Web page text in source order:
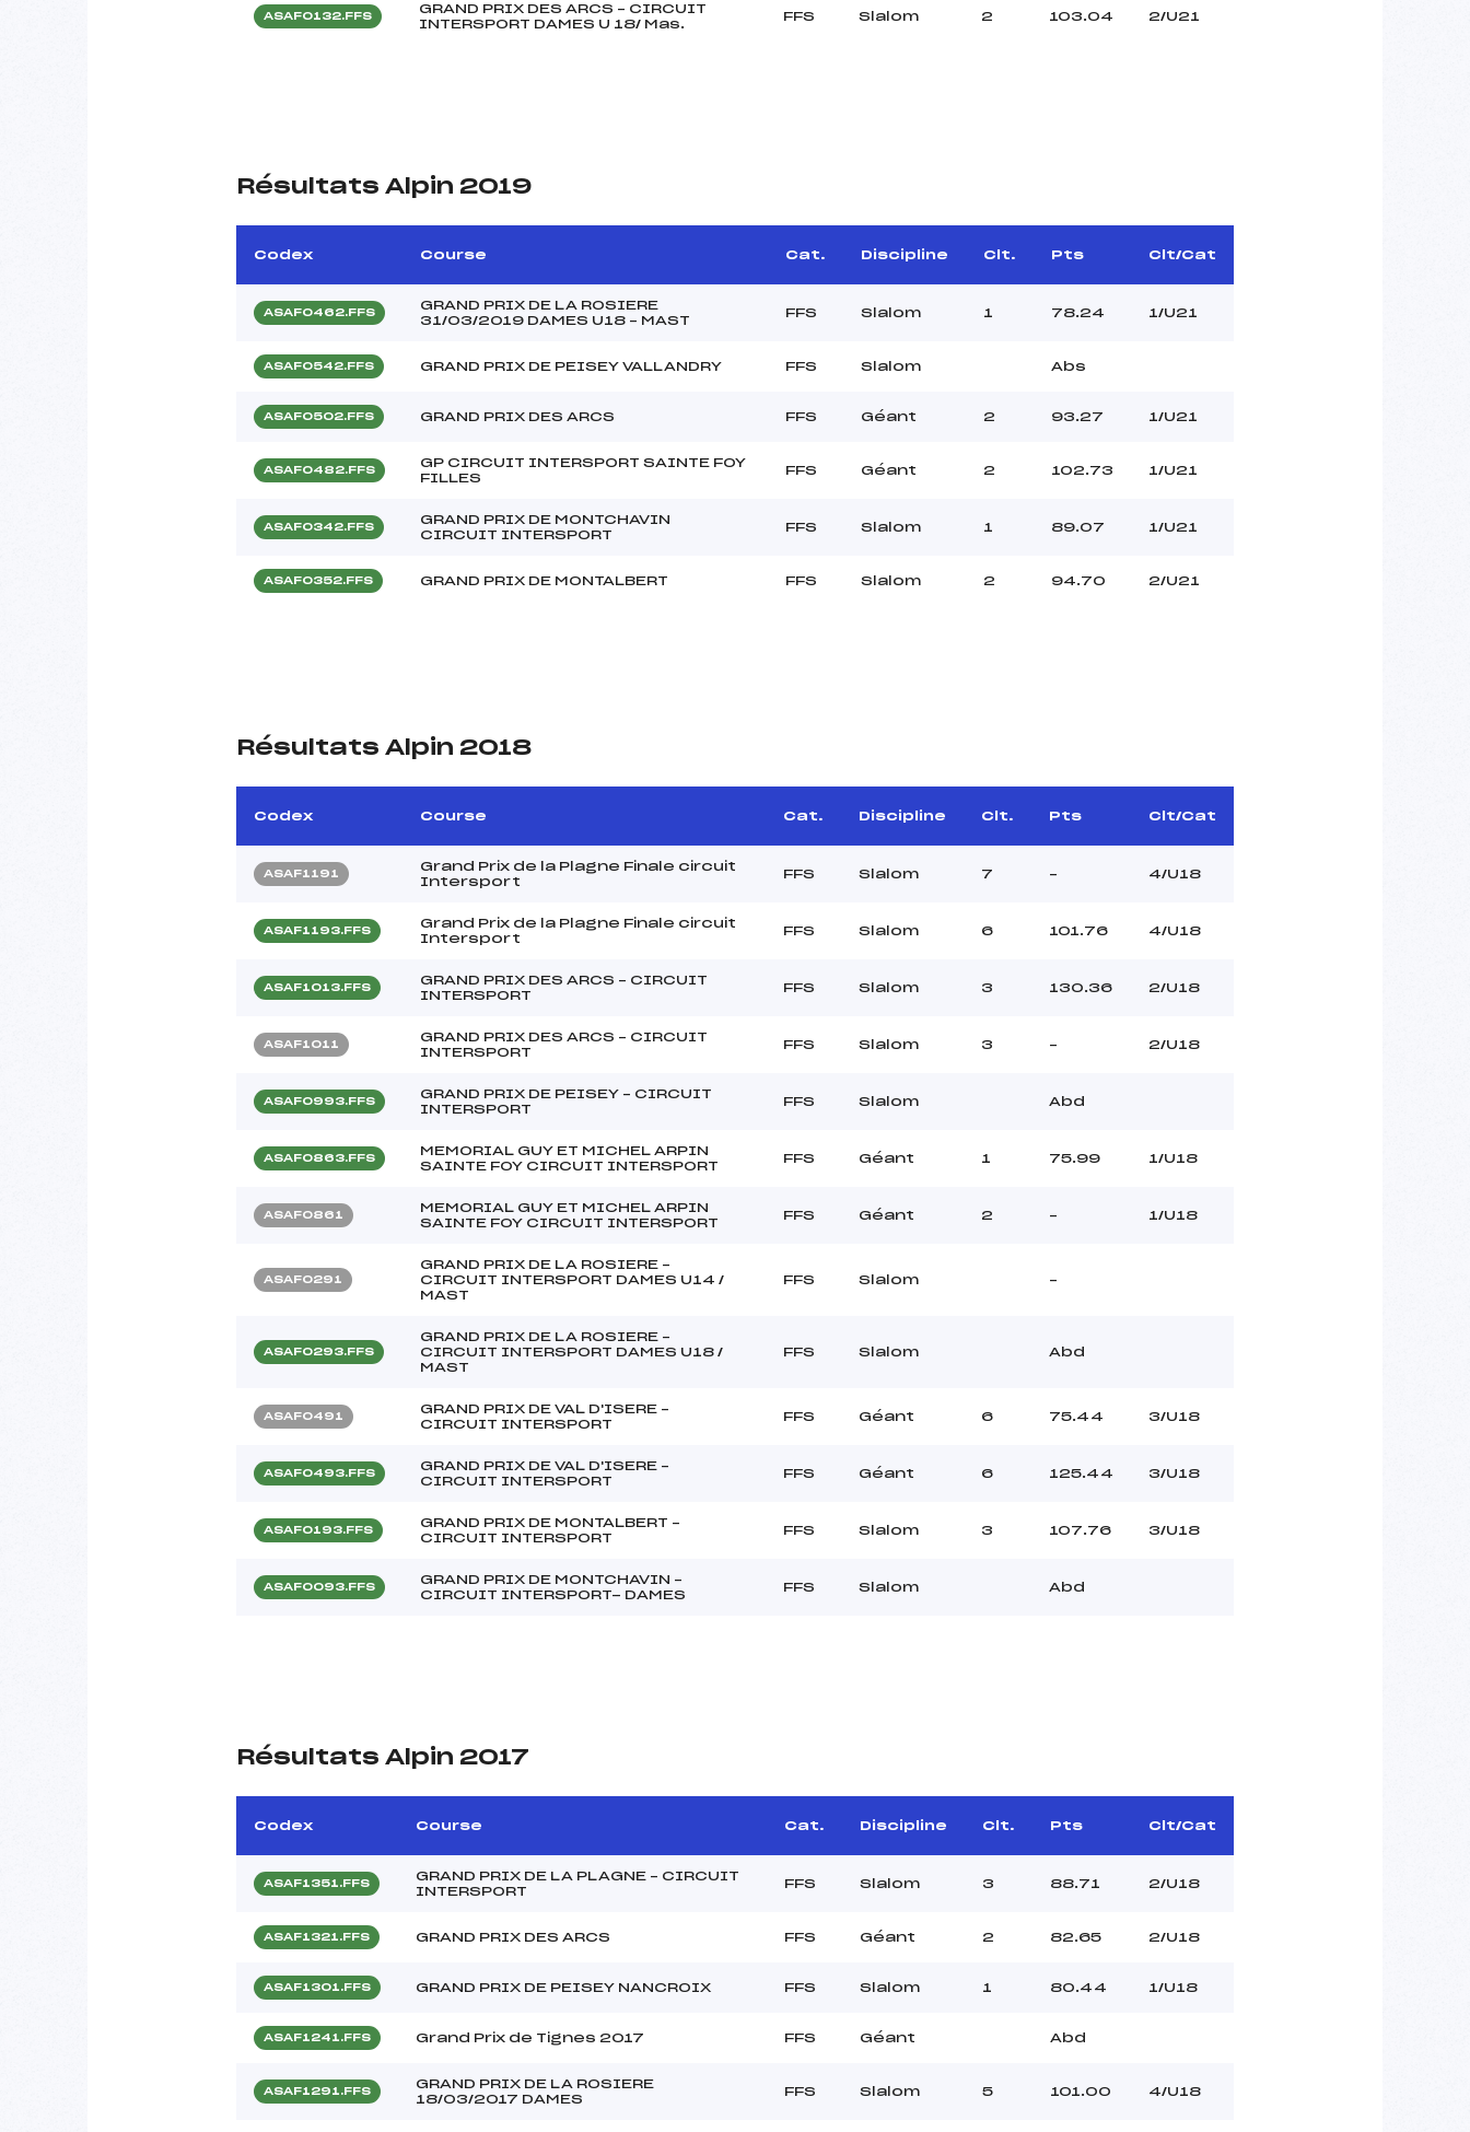
ASAF0132.FFS
GRAND PRIX DES ARCS – CIRCUIT
INTERSPORT DAMES U 18/ Mas.
FFS Slalom 2 103.04 2/U21
Résultats Alpin 2019
Codex Course Cat. Discipline Clt. Pts Clt/Cat
ASAF0462.FFS
GRAND PRIX DE LA ROSIERE
31/03/2019 DAMES U18 – MAST
FFS Slalom 1 78.24 1/U21
ASAF0542.FFS GRAND PRIX DE PEISEY VALLANDRY FFS Slalom Abs
ASAF0502.FFS GRAND PRIX DES ARCS FFS Géant 2 93.27 1/U21
ASAF0482.FFS
GP CIRCUIT INTERSPORT SAINTE FOY
FILLES
FFS Géant 2 102.73 1/U21
ASAF0342.FFS
GRAND PRIX DE MONTCHAVIN
CIRCUIT INTERSPORT
FFS Slalom 1 89.07 1/U21
ASAF0352.FFS GRAND PRIX DE MONTALBERT FFS Slalom 2 94.70 2/U21
Résultats Alpin 2018
Codex Course Cat. Discipline Clt. Pts Clt/Cat
ASAF1191
Grand Prix de la Plagne Finale circuit
Intersport
FFS Slalom 7 – 4/U18
ASAF1193.FFS
Grand Prix de la Plagne Finale circuit
Intersport
FFS Slalom 6 101.76 4/U18
ASAF1013.FFS
GRAND PRIX DES ARCS – CIRCUIT
INTERSPORT
FFS Slalom 3 130.36 2/U18
ASAF1011
GRAND PRIX DES ARCS – CIRCUIT
INTERSPORT
FFS Slalom 3 – 2/U18
ASAF0993.FFS
GRAND PRIX DE PEISEY – CIRCUIT
INTERSPORT
FFS Slalom Abd
ASAF0863.FFS
MEMORIAL GUY ET MICHEL ARPIN
SAINTE FOY CIRCUIT INTERSPORT
FFS Géant 1 75.99 1/U18
ASAF0861
MEMORIAL GUY ET MICHEL ARPIN
SAINTE FOY CIRCUIT INTERSPORT
FFS Géant 2 – 1/U18
ASAF0291
GRAND PRIX DE LA ROSIERE –
CIRCUIT INTERSPORT DAMES U14 /
MAST
FFS Slalom –
ASAF0293.FFS
GRAND PRIX DE LA ROSIERE –
CIRCUIT INTERSPORT DAMES U18 /
MAST
FFS Slalom Abd
ASAF0491
GRAND PRIX DE VAL D'ISERE –
CIRCUIT INTERSPORT
FFS Géant 6 75.44 3/U18
ASAF0493.FFS
GRAND PRIX DE VAL D'ISERE –
CIRCUIT INTERSPORT
FFS Géant 6 125.44 3/U18
ASAF0193.FFS
GRAND PRIX DE MONTALBERT –
CIRCUIT INTERSPORT
FFS Slalom 3 107.76 3/U18
ASAF0093.FFS
GRAND PRIX DE MONTCHAVIN –
CIRCUIT INTERSPORT- DAMES
FFS Slalom Abd
Résultats Alpin 2017
Codex Course Cat. Discipline Clt. Pts Clt/Cat
ASAF1351.FFS
GRAND PRIX DE LA PLAGNE – CIRCUIT
INTERSPORT
FFS Slalom 3 88.71 2/U18
ASAF1321.FFS GRAND PRIX DES ARCS FFS Géant 2 82.65 2/U18
ASAF1301.FFS GRAND PRIX DE PEISEY NANCROIX FFS Slalom 1 80.44 1/U18
ASAF1241.FFS Grand Prix de Tignes 2017 FFS Géant Abd
ASAF1291.FFS
GRAND PRIX DE LA ROSIERE
18/03/2017 DAMES
FFS Slalom 5 101.00 4/U18